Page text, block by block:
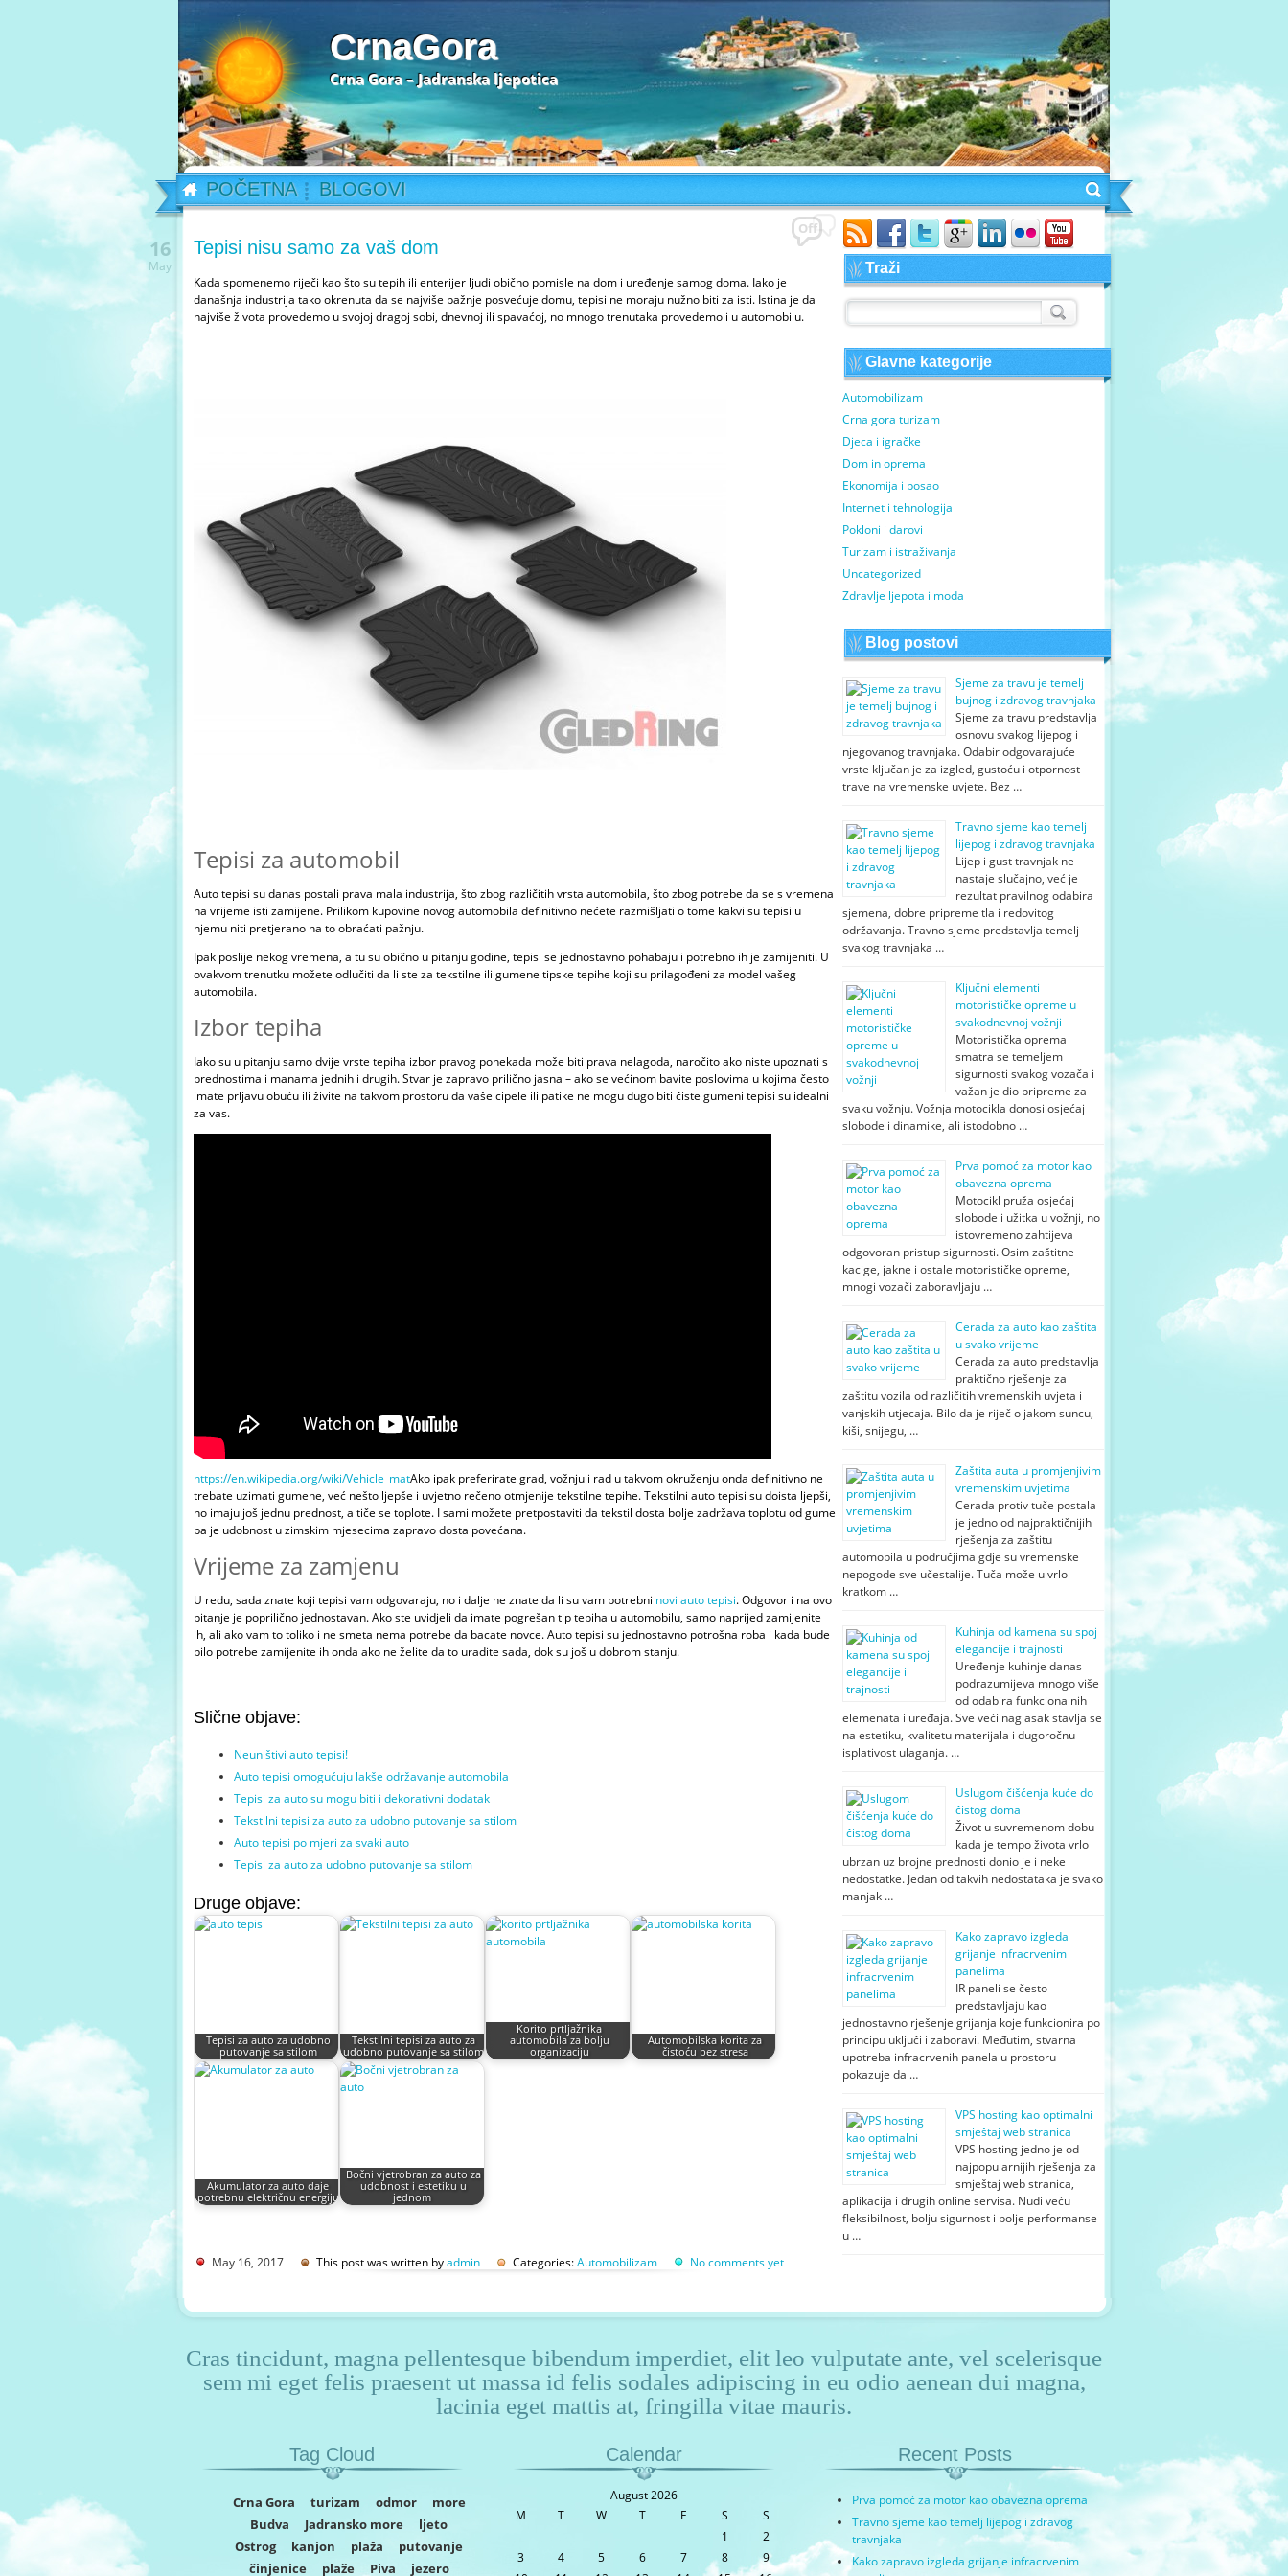
CrnaGora
Crna Gora – Jadranska ljepotica
POČETNA BLOGOVI
Tepisi nisu samo za vaš dom
Kada spomenemo riječi kao što su tepih ili enterijer ljudi obično pomisle na dom i uređenje samog doma. Iako je
današnja industrija tako okrenuta da se najviše pažnje posvećuje domu, tepisi ne moraju nužno biti za isti. Istina je da
najviše života provedemo u svojoj dragoj sobi, dnevnoj ili spavaćoj, no mnogo trenutaka provedemo i u automobilu.
Tepisi za automobil
Auto tepisi su danas postali prava mala industrija, što zbog različitih vrsta automobila, što zbog potrebe da se s vremena
na vrijeme isti zamijene. Prilikom kupovine novog automobila definitivno nećete razmišljati o tome kakvi su tepisi u
njemu niti pretjerano na to obraćati pažnju.
Ipak poslije nekog vremena, a tu su obično u pitanju godine, tepisi se jednostavno pohabaju i potrebno ih je zamijeniti. U
ovakvom trenutku možete odlučiti da li ste za tekstilne ili gumene tipske tepihe koji su prilagođeni za model vašeg
automobila.
Izbor tepiha
Iako su u pitanju samo dvije vrste tepiha izbor pravog ponekada može biti prava nelagoda, naročito ako niste upoznati s
prednostima i manama jednih i drugih. Stvar je zapravo prilično jasna – ako se većinom bavite poslovima u kojima često
imate prljavu obuću ili živite na takvom prostoru da vaše cipele ili patike ne mogu dugo biti čiste gumeni tepisi su idealni
za vas.
https://en.wikipedia.org/wiki/Vehicle_matAko ipak preferirate grad, vožnju i rad u takvom okruženju onda definitivno ne
trebate uzimati gumene, već nešto ljepše i uvjetno rečeno otmjenije tekstilne tepihe. Tekstilni auto tepisi su doista ljepši,
no imaju još jednu prednost, a tiče se toplote. I sami možete pretpostaviti da tekstil dosta bolje zadržava toplotu od gume
pa je udobnost u zimskim mjesecima zapravo dosta povećana.
Vrijeme za zamjenu
U redu, sada znate koji tepisi vam odgovaraju, no i dalje ne znate da li su vam potrebni novi auto tepisi. Odgovor i na ovo
pitanje je poprilično jednostavan. Ako ste uvidjeli da imate pogrešan tip tepiha u automobilu, samo naprijed zamijenite
ih, ali ako vam to toliko i ne smeta nema potrebe da bacate novce. Auto tepisi su jednostavno potrošna roba i kada bude
bilo potrebe zamijenite ih onda ako ne želite da to uradite sada, dok su još u dobrom stanju.
Slične objave:
Neuništivi auto tepisi!
Auto tepisi omogućuju lakše održavanje automobila
Tepisi za auto su mogu biti i dekorativni dodatak
Tekstilni tepisi za auto za udobno putovanje sa stilom
Auto tepisi po mjeri za svaki auto
Tepisi za auto za udobno putovanje sa stilom
Druge objave:
Tepisi za auto za udobno
putovanje sa stilom
Tekstilni tepisi za auto za
udobno putovanje sa stilom
Korito prtljažnika
automobila za bolju
organizaciju
Automobilska korita za
čistoću bez stresa
Akumulator za auto daje
potrebnu električnu energiju
Bočni vjetrobran za auto za
udobnost i estetiku u
jednom
Off
16
May
May 16, 2017 This post was written byadmin Categories:Automobilizam No comments yet
Traži
Glavne kategorije
Automobilizam
Crna gora turizam
Djeca i igračke
Dom in oprema
Ekonomija i posao
Internet i tehnologija
Pokloni i darovi
Turizam i istraživanja
Uncategorized
Zdravlje ljepota i moda
Blog postovi
Sjeme za travu je temelj
bujnog i zdravog travnjaka
Sjeme za travu predstavlja
osnovu svakog lijepog i
njegovanog travnjaka. Odabir odgovarajuće
vrste ključan je za izgled, gustoću i otpornost
trave na vremenske uvjete. Bez …
Travno sjeme kao temelj
lijepog i zdravog travnjaka
Lijep i gust travnjak ne
nastaje slučajno, već je
rezultat pravilnog odabira
sjemena, dobre pripreme tla i redovitog
održavanja. Travno sjeme predstavlja temelj
svakog travnjaka …
Ključni elementi
motorističke opreme u
svakodnevnoj vožnji
Motoristička oprema
smatra se temeljem
sigurnosti svakog vozača i
važan je dio pripreme za
svaku vožnju. Vožnja motocikla donosi osjećaj
slobode i dinamike, ali istodobno …
Prva pomoć za motor kao
obavezna oprema
Motocikl pruža osjećaj
slobode i užitka u vožnji, no
istovremeno zahtijeva
odgovoran pristup sigurnosti. Osim zaštitne
kacige, jakne i ostale motorističke opreme,
mnogi vozači zaboravljaju …
Cerada za auto kao zaštita
u svako vrijeme
Cerada za auto predstavlja
praktično rješenje za
zaštitu vozila od različitih vremenskih uvjeta i
vanjskih utjecaja. Bilo da je riječ o jakom suncu,
kiši, snijegu, …
Zaštita auta u promjenjivim
vremenskim uvjetima
Cerada protiv tuče postala
je jedno od najpraktičnijih
rješenja za zaštitu
automobila u područjima gdje su vremenske
nepogode sve učestalije. Tuča može u vrlo
kratkom …
Kuhinja od kamena su spoj
elegancije i trajnosti
Uređenje kuhinje danas
podrazumijeva mnogo više
od odabira funkcionalnih
elemenata i uređaja. Sve veći naglasak stavlja se
na estetiku, kvalitetu materijala i dugoročnu
isplativost ulaganja. …
Uslugom čišćenja kuće do
čistog doma
Život u suvremenom dobu
kada je tempo života vrlo
ubrzan uz brojne prednosti donio je i neke
nedostatke. Jedan od takvih nedostataka je svako
manjak …
Kako zapravo izgleda
grijanje infracrvenim
panelima
IR paneli se često
predstavljaju kao
jednostavno rješenje grijanja koje funkcionira po
principu uključi i zaboravi. Međutim, stvarna
upotreba infracrvenih panela u prostoru
pokazuje da …
VPS hosting kao optimalni
smještaj web stranica
VPS hosting jedno je od
najpopularnijih rješenja za
smještaj web stranica,
aplikacija i drugih online servisa. Nudi veću
fleksibilnost, bolju sigurnost i bolje performanse
u …
Cras tincidunt, magna pellentesque bibendum imperdiet, elit leo vulputate ante, vel scelerisque
sem mi eget felis praesent ut massa id felis sodales adipiscing in eu odio aenean dui magna,
lacinia eget mattis at, fringilla vitae mauris.
Tag Cloud
Crna Gora turizam odmor
more
Budva
Jadransko more
ljeto
Ostrog
kanjon plaža
putovanje
činjenice
plaže Piva jezero
Calendar
August 2026
M
T W T F S
S
1
2
3
4 5 6 7 8
9
Recent Posts
Prva pomoć za motor kao obavezna oprema
Travno sjeme kao temelj lijepog i zdravog
travnjaka
Kako zapravo izgleda grijanje infracrvenim